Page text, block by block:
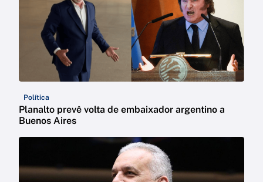
Política
Planalto prevê volta de embaixador argentino a
Buenos Aires